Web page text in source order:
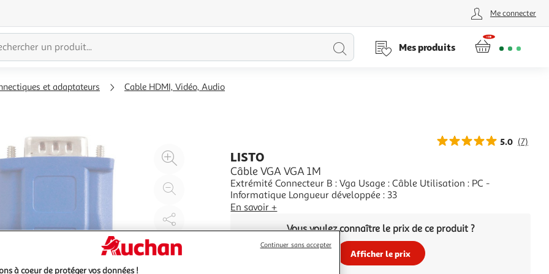
Me connecter
Lancer
Mes produits
et adaptateurs Cable HDMI, Vidéo, Audio
Agrandir
l'illustration
l'illustration
100
%
le
produit
5.0 (7)
LISTO
Câble VGA VGA 1M
Extrémité Connecteur B : Vga Usage : Câble Utilisation : PC -
Informatique Longueur développée : 33
En savoir +
Vous voulez connaître le prix de ce produit ?
Afficher le prix
à coeur de protéger vos données !
Continuer sans accepter